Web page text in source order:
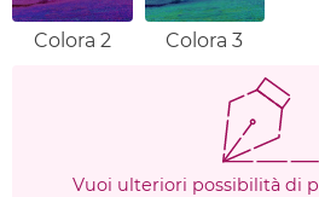
Colora 2 Colora 3
Vuoi ulteriori possibilità di